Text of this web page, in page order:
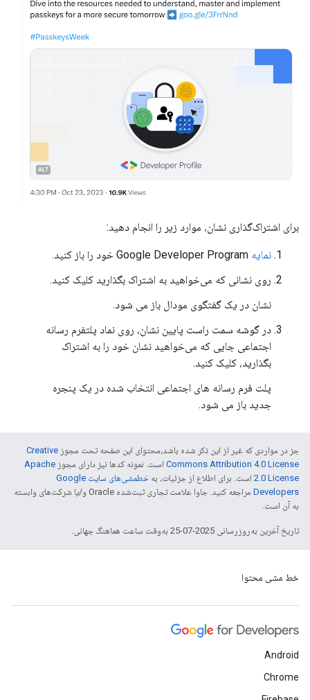
برای اشتراک‌گذاری نشان، موارد زیر را انجام دهید:
نمایه
روی نشانی که می‌خواهید به اشتراک بگذارید کلیک کنید.
نشان در یک گفتگوی مودال باز می شود.
در گوشه سمت راست پایین نشان، روی نماد پلتفرم رسانه
اجتماعی جایی که می‌خواهید نشان خود را به اشتراک
بگذارید، کلیک کنید.
پلت فرم رسانه های اجتماعی انتخاب شده در یک پنجره
جدید باز می شود.
جز در مواردی که غیر از این ذکر شده باشد،‌محتوای این صفحه تحت مجوز Creative
Commons Attribution 4.0 License است. نمونه کدها نیز دارای مجوز Apache
2.0 License است. برای اطلاع از جزئیات، به
خطمشی‌های سایت Google
Developers‏
مراجعه کنید. جاوا علامت تجاری ثبت‌شده Oracle و/یا شرکت‌های وابسته
به آن است.
تاریخ آخرین به‌روزرسانی 2025-07-25 به‌وقت ساعت هماهنگ جهانی.
خط مشی محتوا
Android
Chrome